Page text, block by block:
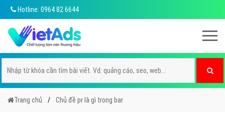
Hotline: 0964 82 6644
Trang chủ Chủ đề pr là gì trong bar